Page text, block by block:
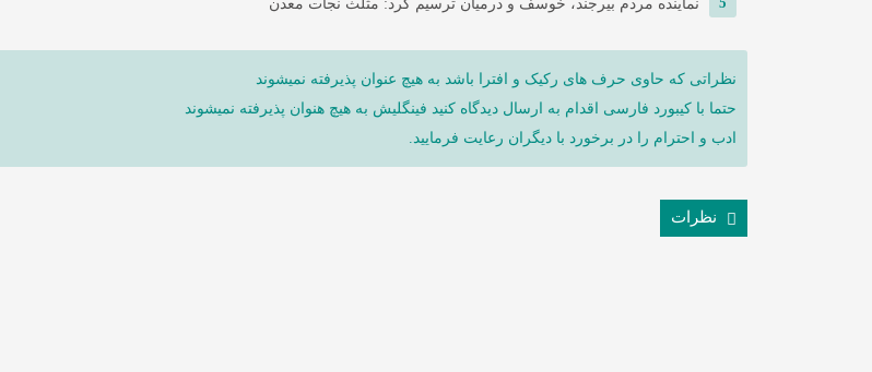
نظراتی که حاوی حرف های رکیک و افترا باشد به هیچ عنوان پذیرفته نمیشوند
حتما با کیبورد فارسی اقدام به ارسال دیدگاه کنید فینگلیش به هیچ هنوان پذیرفته نمیشوند
ادب و احترام را در برخورد با دیگران رعایت فرمایید.
نظرات